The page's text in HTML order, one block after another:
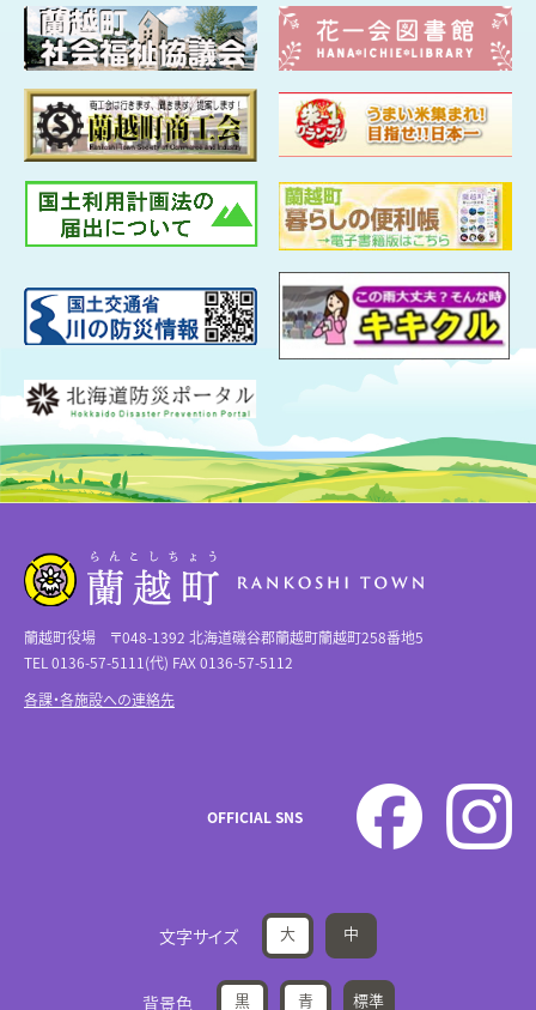
蘭越町役場 〒048-1392 北海道磯谷郡蘭越町蘭越町258番地5
TEL 0136-57-5111(代) FAX 0136-57-5112
各課・各施設への連絡先
OFFICIAL SNS
文字サイズ 大 中
背景色 黒 青 標準